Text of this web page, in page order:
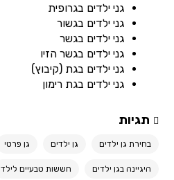
גני ילדים בגרופית
גני ילדים בגשור
גני ילדים בגשר
גני ילדים בגשר הזיו
גני ילדים בגת (קיבוץ)
גני ילדים בגת רימון
תגיות
בחירת גן ילדים גן ילדים גן פרטי
היגיינה בגן ילדים חששות טבעיים לילד